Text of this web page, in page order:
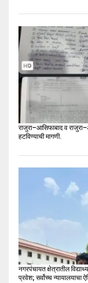
राजुरा–आसिफाबाद व
हटविण्याची मागणी.
नगरपंचायत क्षेत्रातील
प्रवेश; सर्वोच्च न्यायालयाचा